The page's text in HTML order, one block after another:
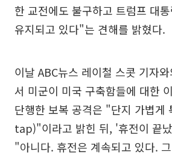
한 교전에도 불구하고 트럼프 대
유지되고 있다"는 견해를 밝혔다.
이날 ABC뉴스 레이철 스콧 기자
서 미군이 미국 구축함들에 대한
단행한 보복 공격은 "단지 가볍게
tap)"이라고 밝힌 뒤, '휴전이 끝
"아니다. 휴전은 계속되고 있다.